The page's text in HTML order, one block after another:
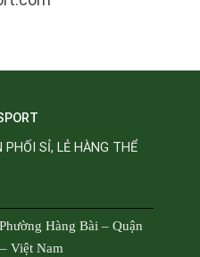
PHỐI SỈ, LẺ HÀNG THỂ
Hàng Bài – Quận
Việt Nam